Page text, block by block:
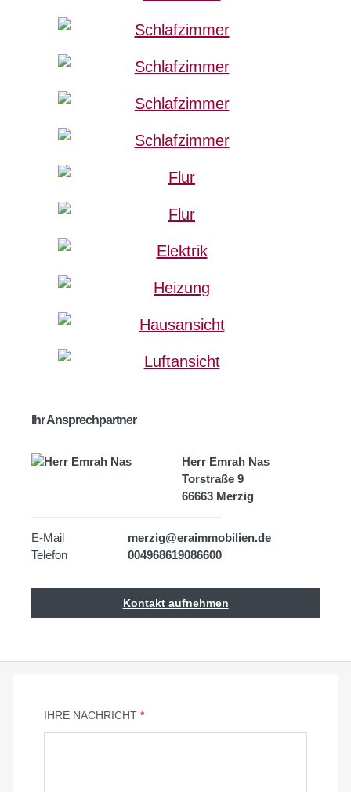
Ihr Ansprechpartner
Herr Emrah Nas
Torstraße 9
66663 Merzig
E-Mail
merzig@eraimmobilien.de
Telefon
004968619086600
Kontakt aufnehmen
IHRE NACHRICHT *